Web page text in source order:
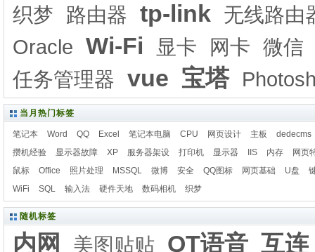
织梦 路由器 tp-link
无线路由
Oracle Wi-Fi 显卡 网卡 微信
任务管理器
vue 宝塔
当月热门标签
笔记本 Word QQ Excel 笔记本电脑 CPU 网页设计 主板
dedecms
攒机经验
显示器故障 XP 服务器架设 打印机 显示器 IIS 内存
网页
鼠标
Office 照片处理 MSSQL 微博 安全 QQ图标 网页基础 U盘
WiFi
SQL 输入法 硬件天地 数码相机 织梦
随机标签
内网 美图贴贴 QT语音 互连